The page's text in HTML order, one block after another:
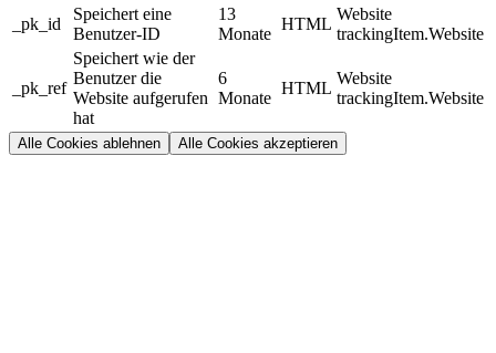
_pk_id
Speichert eine
Benutzer-ID
13
Monate
HTML
Website
trackingItem.Website
_pk_ref
Speichert wie der
Benutzer die
Website aufgerufen
hat
6
Monate
HTML
Website
trackingItem.Website
Alle Cookies ablehnen Alle Cookies akzeptieren